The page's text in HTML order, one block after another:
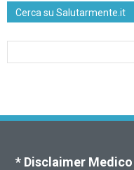
Cerca su Salutarmente.it
* Disclaimer Medico